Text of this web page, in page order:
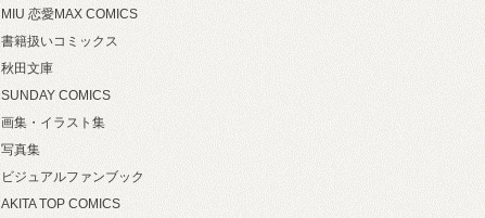
MIU 恋愛MAX COMICS
書籍扱いコミックス
秋田文庫
SUNDAY COMICS
画集・イラスト集
写真集
ビジュアルファンブック
AKITA TOP COMICS